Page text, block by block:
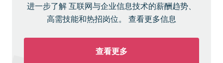
进一步了解 互联网与企业信息技术的薪酬趋势、
高需技能和热招岗位。 查看更多信息
查看更多